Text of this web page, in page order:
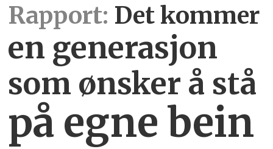
Rapport: Det kommer
en generasjon
som ønsker å stå
på egne bein